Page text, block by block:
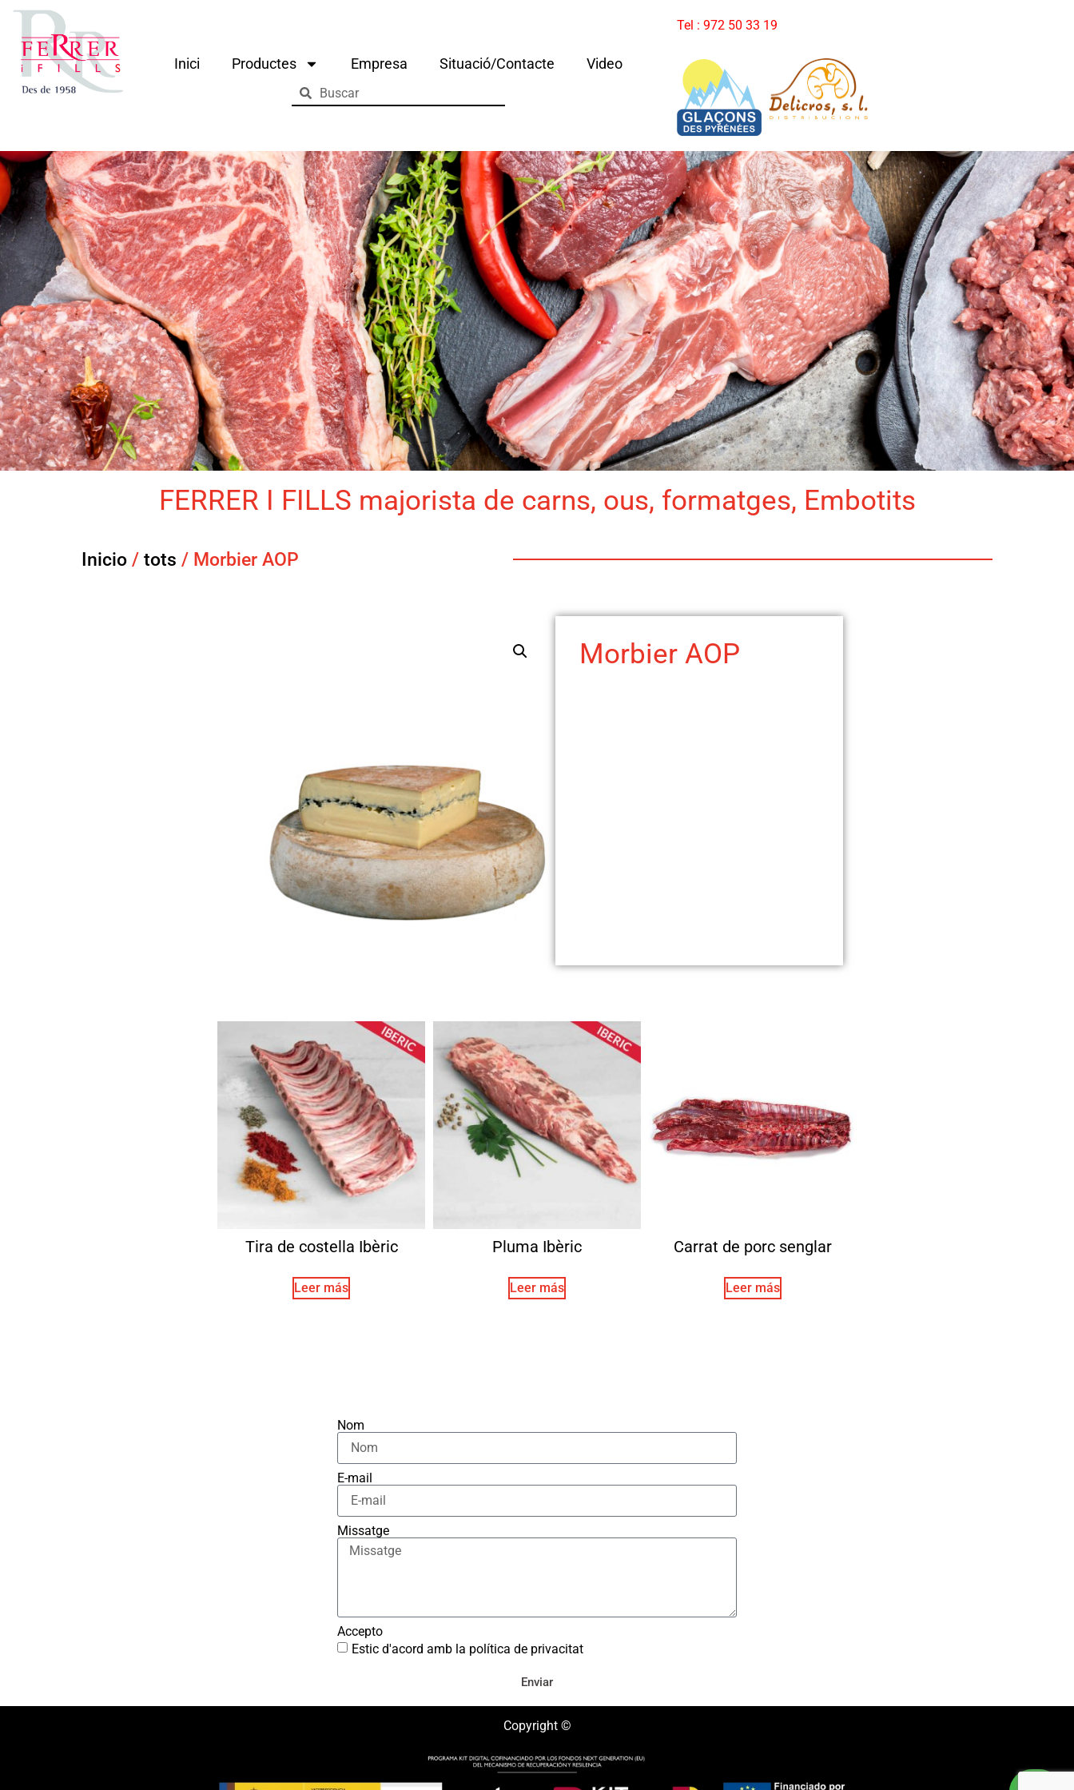
Inici Productes Empresa Situació/Contacte Video
Tel : 972 50 33 19
FERRER I FILLS majorista de carns, ous, formatges, Embotits
Inicio / tots / Morbier AOP
Morbier AOP
Tira de costella Ibèric
Leer más
Pluma Ibèric
Leer más
Carrat de porc senglar
Leer más
Nom
E-mail
Missatge
Accepto
Estic d'acord amb la política de privacitat
Enviar
Copyright ©